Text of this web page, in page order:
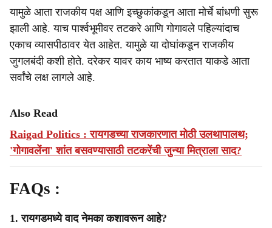
यामुळे आता राजकीय पक्ष आणि इच्छुकांकडून आता मोर्चे बांधणी सुरू
झाली आहे. याच पार्श्वभूमीवर तटकरे आणि गोगावले पहिल्यांदाच
एकाच व्यासपीठावर येत आहेत. यामुळे या दोघांकडून राजकीय
जुगलबंदी कशी होते. दरेकर यावर काय भाष्य करतात याकडे आता
सर्वांचे लक्ष लागले आहे.
Also Read
Raigad Politics : रायगडच्या राजकारणात मोठी उलथापालथ;
'गोगावलेंना' शांत बसवण्यासाठी तटकरेंची जुन्या मित्राला साद?
FAQs :
1. रायगडमध्ये वाद नेमका कशावरून आहे?